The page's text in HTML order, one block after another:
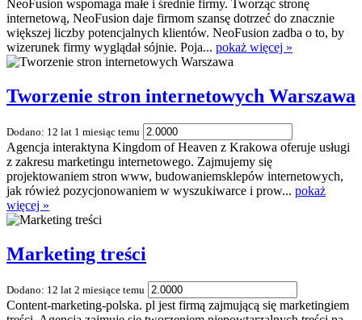
NeoFusion wspomaga małe i średnie firmy. Tworząc stronę
internetową, NeoFusion daje firmom szansę dotrzeć do znacznie
większej liczby potencjalnych klientów. NeoFusion zadba o to, by
wizerunek firmy wyglądał sójnie. Poja... pokaż więcej »
Tworzenie stron internetowych Warszawa
Dodano: 12 lat 1 miesiąc temu
Agencja interaktyna Kingdom of Heaven z Krakowa oferuje usługi
z zakresu marketingu internetowego. Zajmujemy się
projektowaniem stron www, budowaniemsklepów internetowych,
jak rówież pozycjonowaniem w wyszukiwarce i prow... pokaż
więcej »
Marketing treści
Dodano: 12 lat 2 miesiące temu
Content-marketing-polska. pl jest firmą zajmującą się marketingiem